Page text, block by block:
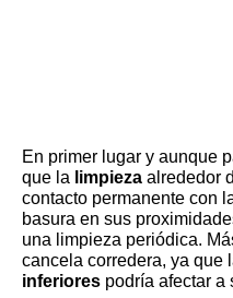
En primer lugar y aunque
que la limpieza alrededor
contacto permanente con
basura en sus
una limpieza periódica.
cancela corredera, ya que
inferiores podría afectar a